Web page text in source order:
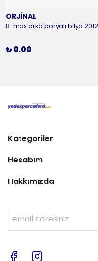
ORJİNAL
₺ 0.00
Kategoriler
Hesabım
Hakkımızda